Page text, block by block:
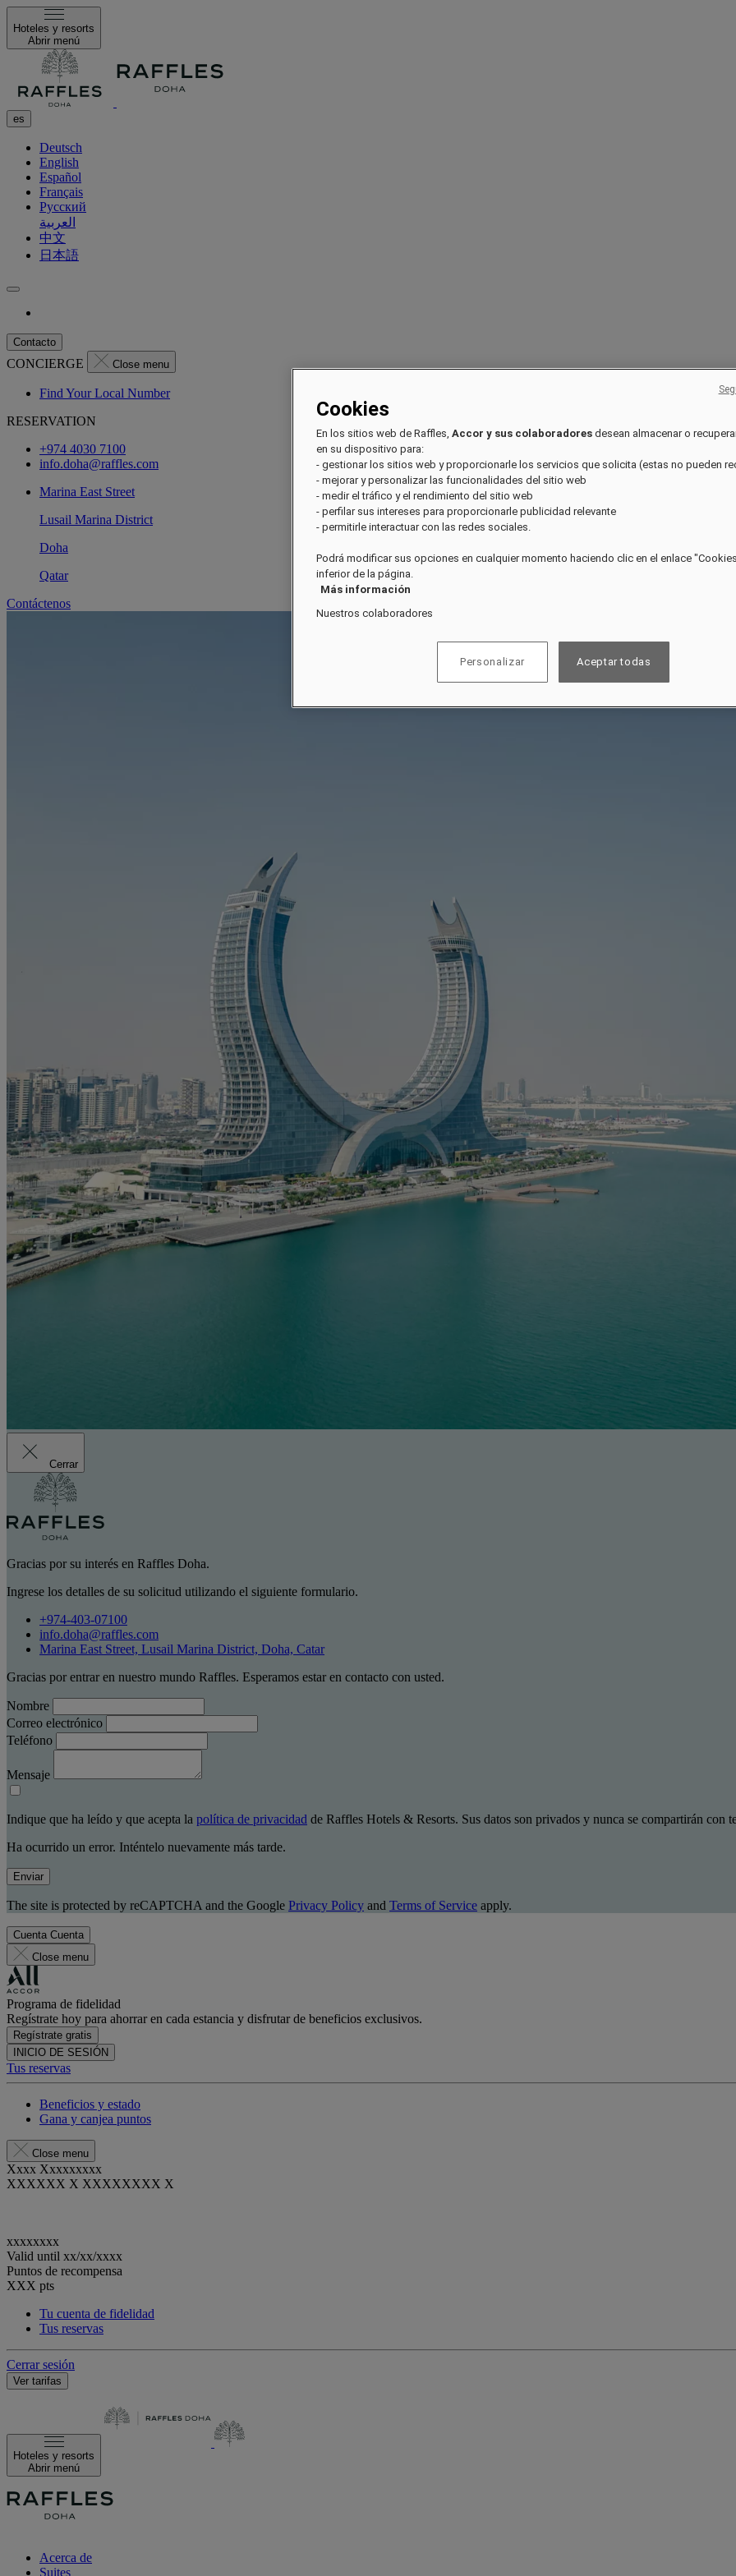
Hoteles y resorts
Abrir menú
es
Deutsch
English
Español
Français
Русский
العربية
中文
日本語
Contacto
CONCIERGE Close menu
Find Your Local Number
RESERVATION
+974 4030 7100
info.doha@raffles.com
Marina East Street
Lusail Marina District
Doha
Qatar
Contáctenos
Cerrar
Gracias por su interés en Raffles Doha.
Ingrese los detalles de su solicitud utilizando el siguiente formulario.
+974-403-07100
info.doha@raffles.com
Marina East Street, Lusail Marina District, Doha, Catar
Gracias por entrar en nuestro mundo Raffles. Esperamos estar en contacto con usted.
Nombre
Correo electrónico
Teléfono
Mensaje
Indique que ha leído y que acepta la política de privacidad de Raffles Hotels & Resorts. Sus datos son privados y nunca se compartirán con
Ha ocurrido un error. Inténtelo nuevamente más tarde.
Enviar
The site is protected by reCAPTCHA and the Google Privacy Policy and Terms of Service apply.
Cuenta Cuenta
Close menu
Programa de fidelidad
Regístrate hoy para ahorrar en cada estancia y disfrutar de beneficios exclusivos.
Regístrate gratis
INICIO DE SESIÓN
Tus reservas
Beneficios y estado
Gana y canjea puntos
Close menu
Xxxx Xxxxxxxxx
XXXXXX X XXXXXXXX X
xxxxxxxx
Valid until xx/xx/xxxx
Puntos de recompensa
XXX pts
Tu cuenta de fidelidad
Tus reservas
Cerrar sesión
Ver tarifas
Hoteles y resorts
Abrir menú
Acerca de
Suites
Cookies
En los sitios web de Raffles, Accor y sus colaboradores desean almacenar o
en su dispositivo para:
- gestionar los sitios web y proporcionarle los servicios que solicita (estas no pueden
- mejorar y personalizar las funcionalidades del sitio web
- medir el tráfico y el rendimiento del sitio web
- perfilar sus intereses para proporcionarle publicidad relevante
- permitirle interactuar con las redes sociales.
Podrá modificar sus opciones en cualquier momento haciendo clic en el enlace
inferior de la página.
Más información
Nuestros colaboradores
Personalizar Aceptar todas